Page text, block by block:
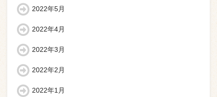
2022年5月
2022年4月
2022年3月
2022年2月
2022年1月